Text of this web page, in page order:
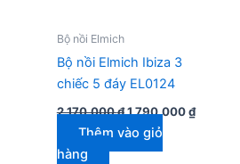
Bộ nồi Elmich
Bộ nồi Elmich Ibiza 3
chiếc 5 đáy EL0124
2.170.000₫ Giá
là:
2.170.000 ₫.
1.790.000₫Giá
hiện
Thêm vào giỏ
hàng